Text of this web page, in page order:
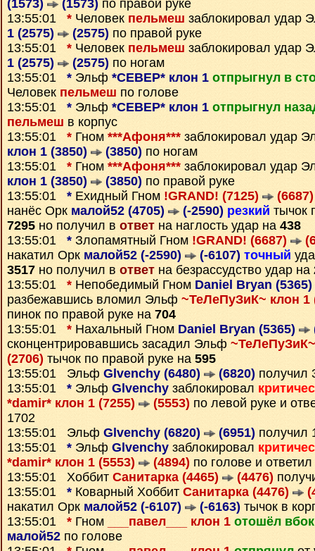
(1573)
(1573) по правой руке
13:55:01 * Человек пельмеш заблокировал удар
1 (2575)
(2575) по правой руке
13:55:01 * Человек пельмеш заблокировал удар
1 (2575)
(2575) по ногам
13:55:01 * Эльф *СЕВЕР* клон 1 отпрыгнул в
Человек пельмеш по голове
13:55:01 * Эльф *СЕВЕР* клон 1 отпрыгнул
пельмеш в корпус
13:55:01 * Гном ***Афоня*** заблокировал удар
клон 1 (3850)
(3850) по ногам
13:55:01 * Гном ***Афоня*** заблокировал удар
клон 1 (3850)
(3850) по правой руке
13:55:01 * Ехидный Гном !GRAND! (7125) (6687)
нанёс Орк малой52 (4705) (-2590) резкий тычок
7295 но получил в ответ на наглость удар на 438
13:55:01 * Злопамятный Гном !GRAND! (6687)
накатил Орк малой52 (-2590) (-6107) точный
3517 но получил в ответ на безрассудство удар на
13:55:01 * Непобедимый Гном Daniel Bryan (5365)
разбежавшись вломил Эльф ~ТеЛеПуЗиК~ клон 1
пинок по правой руке на 704
13:55:01 * Нахальный Гном Daniel Bryan (5365)
сконцентрировавшись засадил Эльф
(2706) тычок по правой руке на 595
13:55:01 Эльф Glvenchy (6480) (6820) получил
13:55:01 * Эльф Glvenchy заблокировал
*damir* клон 1 (7255)
(5553) по левой руке и
1702
13:55:01 Эльф Glvenchy (6820) (6951) получил
13:55:01 * Эльф Glvenchy заблокировал
*damir* клон 1 (5553)
(4894) по голове и ответил
13:55:01 Хоббит Санитарка (4465) (4476)
13:55:01 * Коварный Хоббит Санитарка (4476)
накатил Орк малой52 (-6107) (-6163) тычок в
13:55:01 * Гном ___павел___ клон 1 отошёл вбок
малой52 по голове